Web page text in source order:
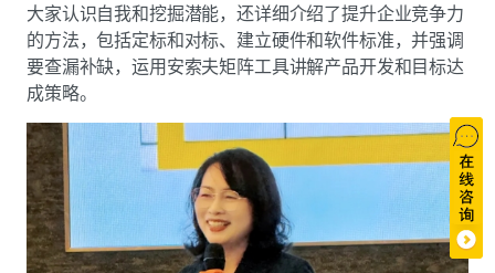
大家认识自我和挖掘潜能，还详细介绍了提升企业竞争力
的方法，包括定标和对标、建立硬件和软件标准，并强调
要查漏补缺，运用安索夫矩阵工具讲解产品开发和目标达
成策略。